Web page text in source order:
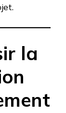
la